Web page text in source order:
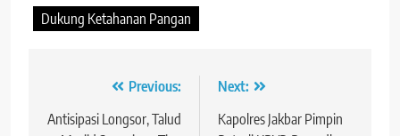
Dukung Ketahanan Pangan
Navigasi
pos
Previous:
Antisipasi Longsor, Talud
Next:
Kapolres Jakbar Pimpin